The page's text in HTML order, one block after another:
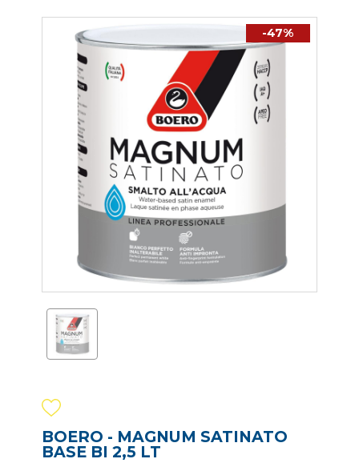
-47%
BOERO - MAGNUM SATINATO
BASE BI 2,5 LT